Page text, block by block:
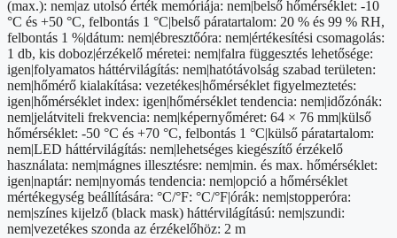
(max.): nem|az utolsó érték memóriája: nem|belső hőmérséklet: -10
°C és +50 °C, felbontás 1 °C|belső páratartalom: 20 % és 99 % RH,
felbontás 1 %|dátum: nem|ébresztőóra: nem|értékesítési csomagolás:
1 db, kis doboz|érzékelő méretei: nem|falra függesztés lehetősége:
igen|folyamatos háttérvilágítás: nem|hatótávolság szabad területen:
nem|hőmérő kialakítása: vezetékes|hőmérséklet figyelmeztetés:
igen|hőmérséklet index: igen|hőmérséklet tendencia: nem|időzónák:
nem|jelátviteli frekvencia: nem|képernyőméret: 64 × 76 mm|külső
hőmérséklet: -50 °C és +70 °C, felbontás 1 °C|külső páratartalom:
nem|LED háttérvilágítás: nem|lehetséges kiegészítő érzékelő
használata: nem|mágnes illesztésre: nem|min. és max. hőmérséklet:
igen|naptár: nem|nyomás tendencia: nem|opció a hőmérséklet
mértékegység beállítására: °C/°F: °C/°F|órák: nem|stopperóra:
nem|színes kijelző (black mask) háttérvilágítású: nem|szundi:
nem|vezetékes szonda az érzékelőhöz: 2 m